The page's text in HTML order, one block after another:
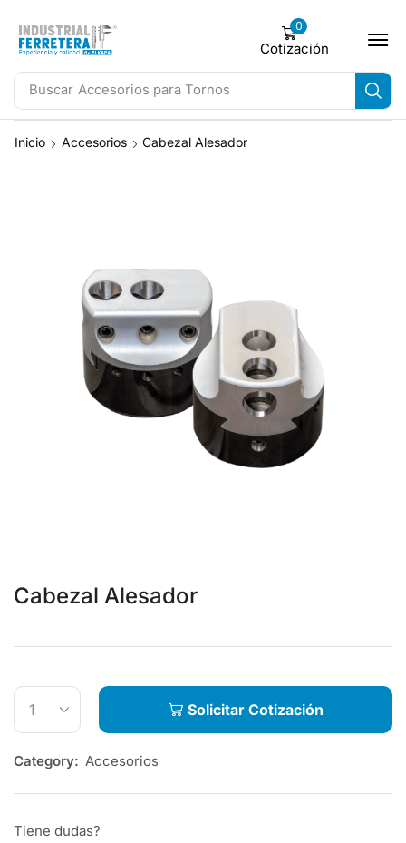
Buscar Accesorios para Tornos
0
Cotización
Inicio Accesorios Cabezal Alesador
Cabezal Alesador
Solicitar Cotización
Category: Accesorios
Tiene dudas?